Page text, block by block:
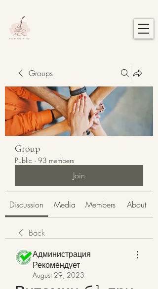
Groups
Group
Public · 93 members
Join
Discussion Media Members About
Back
Администрация
Рекомендует
August 29, 2023